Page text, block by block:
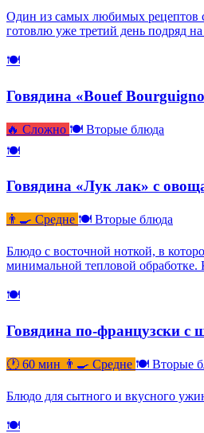
Один из самых любимых рецептов
готовлю уже третий день подряд
🍽
Говядина «Bouef
🔥 Сложно 🍽 Вторые блюда
🍽
Говядина «Лук лак» с
👨‍🍳 Средне 🍽 Вторые блюда
Блюдо с восточной ноткой, в
минимальной тепловой
🍽
Говядина по-французски с
🕐 60 мин 👨‍🍳 Средне 🍽 Вторые
Блюдо для сытного и вкусного
🍽